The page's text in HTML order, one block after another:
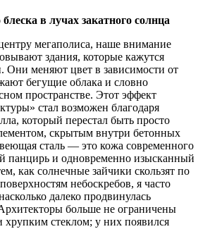
в лучах закатного солнца
мегаполиса, наше внимание
здания, которые кажутся
меняют цвет в зависимости от
бегущие облака и словно
пространстве. Этот эффект
стал возможен благодаря
который перестал быть просто
скрытым внутри бетонных
сталь — это кожа современного
панцирь и одновременно изысканный
как солнечные зайчики скользят по
небоскребов, я часто
далеко продвинулась
больше не ограничены
стеклом; у них появился